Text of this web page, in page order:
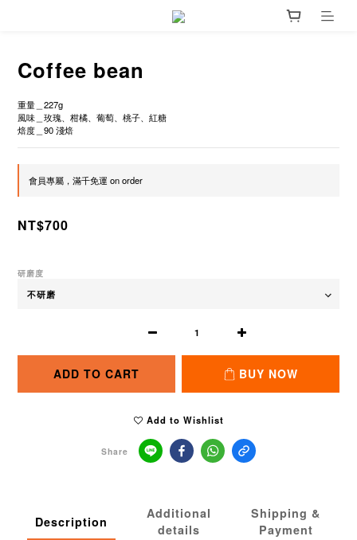
Coffee bean
重量＿227g
風味＿玫瑰、柑橘、葡萄、桃子、紅糖
焙度＿90 淺焙
會員專屬，滿千免運 on order
NT$700
研磨度
ADD TO CART BUY NOW
Add to Wishlist
Share
Description
Additional
details
Shipping &
Payment